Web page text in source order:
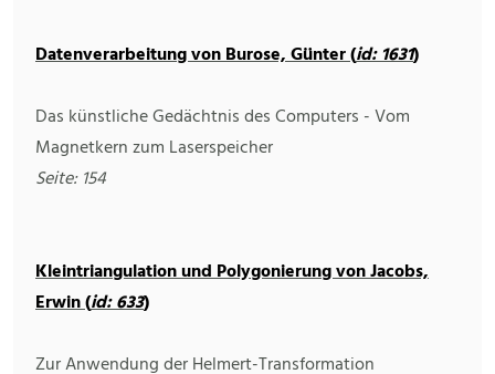
Datenverarbeitung von Burose, Günter (id: 1631)
Das künstliche Gedächtnis des Computers - Vom
Magnetkern zum Laserspeicher
Seite: 154
Kleintriangulation und Polygonierung von Jacobs,
Erwin (id: 633)
Zur Anwendung der Helmert-Transformation